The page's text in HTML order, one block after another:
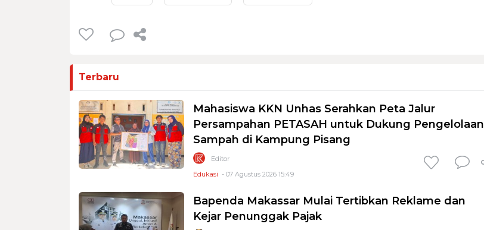
Terbaru
Mahasiswa KKN Unhas Serahkan Peta Jalur
Persampahan PETASAH untuk Dukung Pengelolaan
Sampah di Kampung Pisang
Editor
Edukasi - 07 Agustus 2026 15:49
Bapenda Makassar Mulai Tertibkan Reklame dan
Kejar Penunggak Pajak